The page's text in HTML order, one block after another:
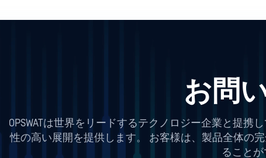
お問
OPSWATは世界をリードするテクノロジー企業と提
性の高い展開を提供します。 お客様は、製品全体の
ることが